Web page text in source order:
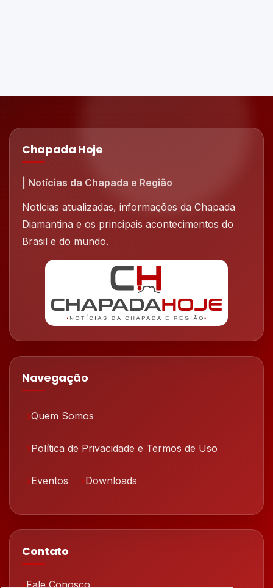
Chapada Hoje
| Notícias da Chapada e Região
Notícias atualizadas, informações da Chapada
Diamantina e os principais acontecimentos do
Brasil e do mundo.
Navegação
Quem Somos
Política de Privacidade e Termos de Uso
Eventos Downloads
Contato
Fale Conosco